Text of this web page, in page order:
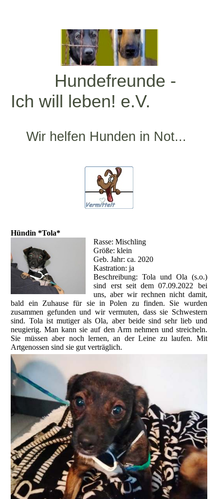
Hundefreunde -
Ich will leben! e.V.
Wir helfen Hunden in Not...
Hündin *Tola*
Rasse: Mischling
Größe: klein
Geb. Jahr: ca. 2020
Kastration: ja
Beschreibung: Tola und Ola (s.o.)
sind erst seit dem 07.09.2022 bei
uns, aber wir rechnen nicht damit,
bald ein Zuhause für sie in Polen zu finden. Sie wurden
zusammen gefunden und wir vermuten, dass sie Schwestern
sind. Tola ist mutiger als Ola, aber beide sind sehr lieb und
neugierig. Man kann sie auf den Arm nehmen und streicheln.
Sie müssen aber noch lernen, an der Leine zu laufen. Mit
Artgenossen sind sie gut verträglich.